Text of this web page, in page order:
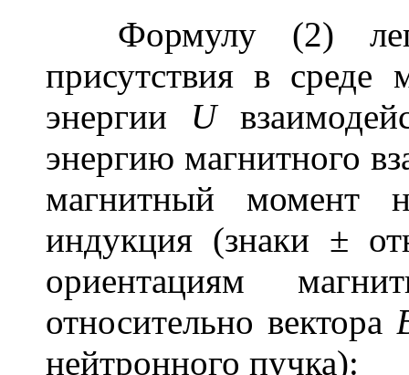
Формулу (2)
присутствия в среде
энергии U
энергию магнитного
магнитный момент
индукция (знаки ±
ориентациям
относительно вектора
нейтронного пучка):